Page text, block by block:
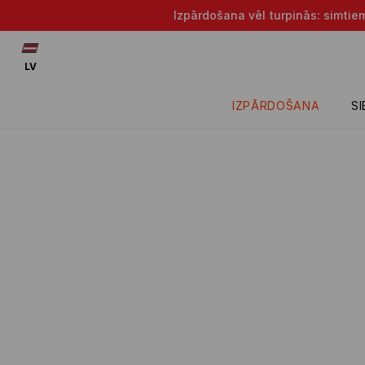
Izpārdošana vēl turpinās:
IZPĀRDOŠANA
LV